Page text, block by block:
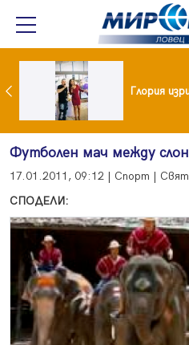
Мария и майка си построиха къща от 8000 стъклени бутилки
Футболен мач между
17.01.2011, 09:12 | Спорт |
СПОДЕЛИ: